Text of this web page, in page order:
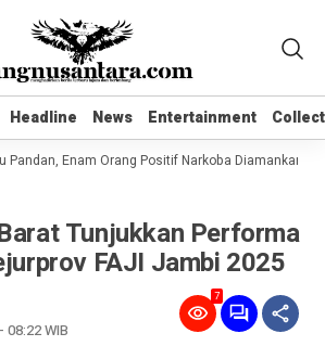
Headline News Entertainment
Headline News Entertainment
Enam Orang Positif Narkoba Diamankan
Tunjukkan Performa
FAJI Jambi 2025
08:22 WIB
7